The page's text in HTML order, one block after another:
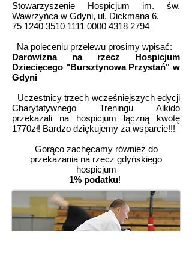
Stowarzyszenie Hospicjum im. św.
Wawrzyńca w Gdyni, ul. Dickmana 6.
75 1240 3510 1111 0000 4318 2794
Na poleceniu przelewu prosimy wpisać:
Darowizna na rzecz Hospicjum
Dziecięcego "Bursztynowa Przystań" w
Gdyni
Uczestnicy trzech wcześniejszych edycji
Charytatywnego Treningu Aikido
przekazali na hospicjum łączną kwotę
1770zł! Bardzo dziękujemy za wsparcie!!!
Gorąco zachęcamy również do
przekazania na rzecz gdyńskiego
hospicjum
1% podatku!